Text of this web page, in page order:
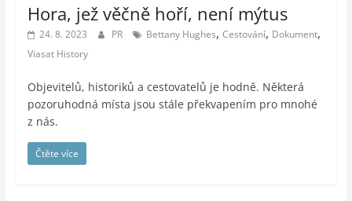
Hora, jež věčně hoří, není mýtus
24. 8. 2023 PR Bettany Hughes, Cestování, Dokument,
Viasat History
Objevitelů, historiků a cestovatelů je hodně. Některá
pozoruhodná místa jsou stále překvapením pro mnohé
z nás.
Čtěte více